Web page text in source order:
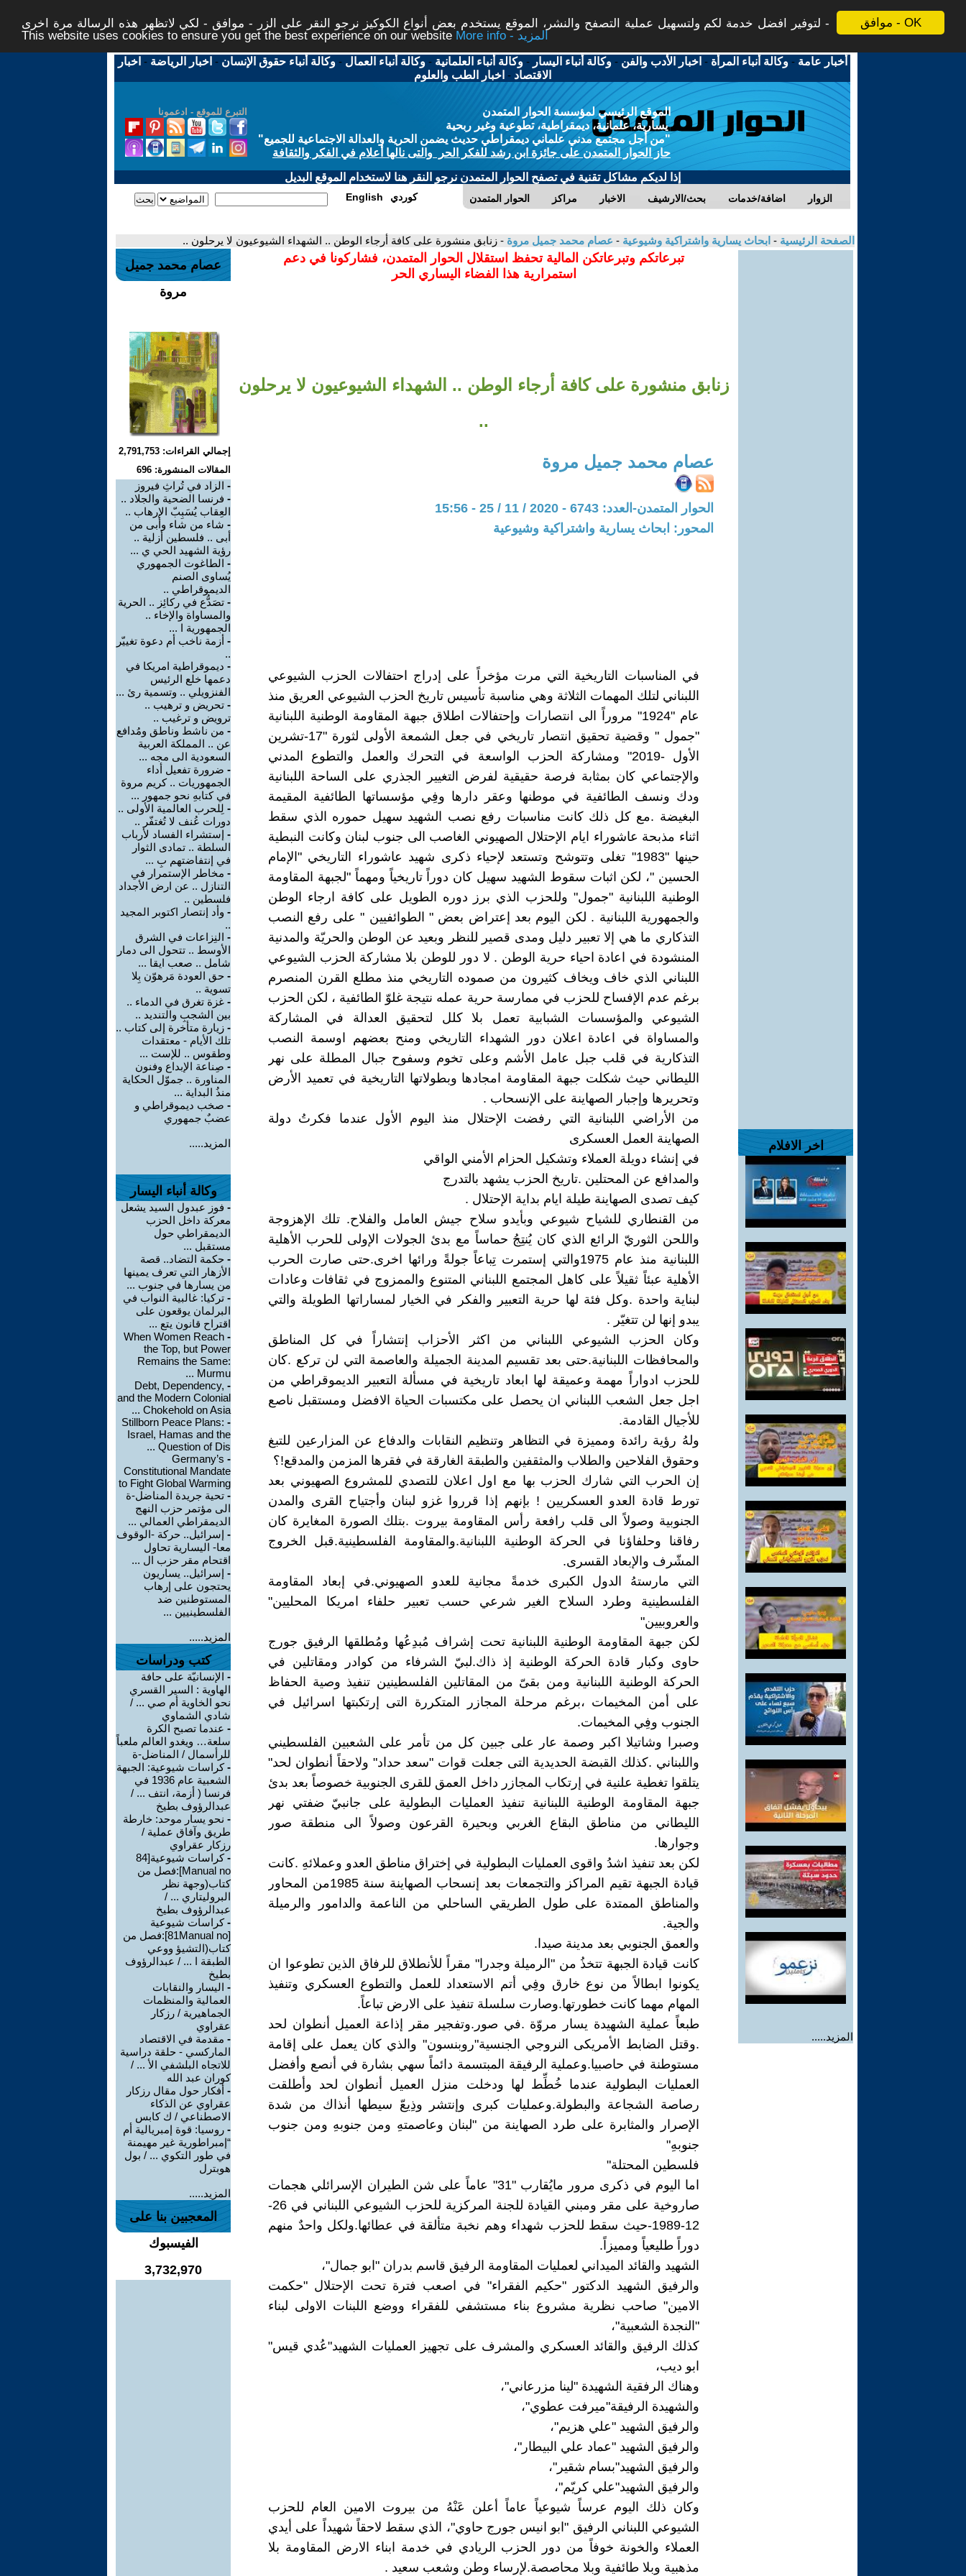
موافق - OK
لتوفير افضل خدمة لكم ولتسهيل عملية التصفح والنشر، الموقع يستخدم بعض أنواع الكوكيز نرجو النقر على الزر - موافق - لكي لاتظهر هذه الرسالة مرة اخرى -
This website uses cookies to ensure you get the best experience on our website
More info - المزيد
أخبار عامة -وكالة أنباء المرأة - اخبار الأدب والفن -وكالة أنباء اليسار -وكالة أنباء العلمانية -وكالة أنباء العمال -وكالة أنباء حقوق الإنسان - اخبار الرياضة - اخبار
الاقتصاد - اخبار الطب والعلوم
التبرع للموقع - ادعمونا
الموقع الرئيسي لمؤسسة الحوار المتمدن
يسارية، علمانية، ديمقراطية، تطوعية وغير ربحية
"من أجل مجتمع مدني علماني ديمقراطي حديث يضمن الحرية والعدالة الاجتماعية للجميع"
حاز الحوار المتمدن على جائزة ابن رشد للفكر الحر والتى نالها أعلام في الفكر والثقافة
إذا لديكم مشاكل تقنية في تصفح الحوار المتمدن نرجو النقر هنا لاستخدام الموقع البديل
الحوار المتمدن مراكز الاخبار بحث/الارشيف اضافة/خدمات الزوار English كوردي
الصفحة الرئيسية - ابحاث يسارية واشتراكية وشيوعية - عصام محمد جميل مروة - زنابق منشورة على كافة أرجاء الوطن .. الشهداء الشيوعيون لا يرحلون ..
اخر الافلام
المزيد.....
تبرعاتكم وتبرعاتكن المالية تحفظ استقلال الحوار المتمدن، فشاركونا في دعم
استمرارية هذا الفضاء اليساري الحر
زنابق منشورة على كافة أرجاء الوطن .. الشهداء الشيوعيون لا يرحلون
..
عصام محمد جميل مروة
الحوار المتمدن-العدد: 6743 - 2020 / 11 / 25 - 15:56
المحور: ابحاث يسارية واشتراكية وشيوعية
في المناسبات التاريخية التي مرت مؤخراً على إدراج احتفالات الحزب الشيوعي
اللبناني لتلك المهمات الثلاثة وهي مناسبة تأسيس تاريخ الحزب الشيوعي العريق منذ
عام "1924" مروراً الى انتصارات وإحتفالات اطلاق جبهة المقاومة الوطنية اللبنانية
"جمول " وقضية تحقيق انتصار تاريخي في جعل الشمعة الأولى لثورة "17-تشرين
الأول -2019" ومشاركة الحزب الواسعة في التحرك والعمل والتطوع المدني
والإجتماعي كان بمثابة فرصة حقيقية لفرض التغيير الجذري على الساحة اللبنانية
ودك ونسف الطائفية في موطنها وعقر دارها وفِي مؤسساتها الطائفية المقيمة
البغيضة .مع كل ذلك كانت مناسبات رفع نصب الشهيد سهيل حموره الذي سقط
اثناء مذبحة عاشوراء ايام الإحتلال الصهيوني الغاصب الى جنوب لبنان وكانت النبطية
حينها "1983" تغلى وتتوشح وتستعد لإحياء ذكرى شهيد عاشوراء التاريخي "الإمام
الحسين "، لكن اثبات سقوط الشهيد سهيل كان دوراً تاريخياً ومهماً "لجبهة المقاومة
الوطنية اللبنانية "جمول" وللحزب الذي برز دوره الطويل على كافة ارجاء الوطن
والجمهورية اللبنانية . لكن اليوم بعد إعتراض بعض " الطوائفيين " على رفع النصب
التذكاري ما هي إلا تعبير دليل ومدى قصير للنظر وبعيد عن الوطن والحريّة والمدنية
المنشودة في اعادة احياء حرية الوطن . لا دور للوطن بلا مشاركة الحزب الشيوعي
اللبناني الذي خاف ويخاف كثيرون من صموده التاريخي منذ مطلع القرن المنصرم
برغم عدم الإفساح للحزب في ممارسة حرية عمله نتيجة غلوّ الطائفية ، لكن الحزب
الشيوعي والمؤسسات الشبابية تعمل بلا كلل لتحقيق العدالة في المشاركة
والمساواة في اعادة اعلان دور الشهداء التاريخي ومنح بعضهم اوسمة النصب
التذكارية في قلب جبل عامل الأشم وعلى تخوم وسفوح جبال المطلة على نهر
الليطاني حيث شكلت جبهة المقاومة امجادها وبطولاتها التاريخية في تعميد الأرض
وتحريرها وإجبار الصهاينة على الإنسحاب .
من الأراضي اللبنانية التي رفضت الإحتلال منذ اليوم الأول عندما فكرتُ دولة
الصهاينة العمل العسكرى
في إنشاء دويلة العملاء وتشكيل الحزام الأمني الواقي
والمدافع عن المحتلين .تاريخ الحزب يشهد بالتدرج
كيف تصدى الصهاينة طيلة ايام بداية الإحتلال .
من القنطاري للشياح شيوعي وبأيدو سلاح جيش العامل والفلاح. تلك الإهزوجة
واللحن الثوريّ الرائع الذي كان يُنتِجُ حماساً مع بدئ الجولات الإولى للحرب الأهلية
اللبنانية منذ عام 1975والتي إستمرت تِباعاً جولةً ورائها اخرى.حتى صارت الحرب
الأهلية عبئاً ثقيلاً على كاهل المجتمع اللبناني المتنوع والممزوج في ثقافات وعادات
لبناية واحدة .وكل فئة لها حرية التعبير والفكر في الخيار لمساراتها الطويلة والتي
يبدو إنها لن تتغيّر .
وكان الحزب الشيوعي اللبناني من اكثر الأحزاب إنتشاراً في كل المناطق
والمحافظات اللبنانية.حتى بعد تقسيم المدينة الجميلة والعاصمة التي لن تركع .كان
للحزب ادواراً مهمة وعميقة لها ابعاد تاريخية في مسألة التعبير الديموقراطي من
اجل جعل الشعب اللبناني ان يحصل على مكتسبات الحياة الافضل ومستقبل ناصع
للأجيال القادمة.
ولهُ رؤية رائدة ومميزة في التظاهر وتنظيم النقابات والدفاع عن المزارعين للتبغ
وحقوق الفلاحين والطلاب والمثقفين والطبقة الغارقة في فقرها المزمن والمدقع!؟
إن الحرب التي شارك الحزب بها مع اول اعلان للتصدي للمشروع الصهيوني بعد
تورط قادة العدو العسكريين ! بإنهم إذا قرروا غزو لبنان وأجتياح القرى والمدن
الجنوبية وصولاً الى قلب رافعة رأس المقاومة بيروت .بتلك الصورة المغايرة كان
رفاقنا وحلفاؤنا في الحركة الوطنية اللبنانية.والمقاومة الفلسطينية.قبل الخروج
المشّرف والإبعاد القسرى.
التي مارستهُ الدول الكبرى خدمةً مجانية للعدو الصهيوني.في إبعاد المقاومة
الفلسطينية وطرد السلاح الغير شرعي حسب تعبير حلفاء امريكا المحليين"
والعروبيين"
لكن جبهة المقاومة الوطنية اللبنانية تحت إشراف مُبدِعُها ومُطلقها الرفيق جورج
حاوى وكبار قادة الحركة الوطنية إذ ذاك.لبيّ الشرفاء من كوادر ومقاتلين في
الحركة الوطنية اللبنانية ومن بقىّ من المقاتلين الفلسطينين تنفيذ وصية الحفاظ
على أمن المخيمات ،برغم مرحلة المجازر المتكررة التى إرتكبتها اسرائيل في
الجنوب وفِي المخيمات.
وصبرا وشاتيلا اكبر وصمة عار على جبين كل من تأمر على الشعبين الفلسطيني
واللبناني .كذلك القبضة الحديدية التى جعلت قوات "سعد حداد" ولاحقاً أنطوان لحد"
يتلقوا تغطية علنية في إرتكاب المجازر داخل العمق للقرى الجنوبية خصوصاً بعد بدئ
جبهة المقاومة الوطنية اللبنانية تنفيذ العمليات البطولية على جانبيّ ضفتي نهر
الليطاني من مناطق البقاع الغربي وبحيرة القرعون وصولاً الى منطقة صور
وجوارها.
لكن بعد تنفيذ اشدُ واقوى العمليات البطولية في إختراق مناطق العدو وعملائهِ .كانت
قيادة الجبهة تقيم المراكز والتجمعات بعد إنسحاب الصهاينة سنة 1985من المحاور
والمناطق الممتدة على طول الطريقي الساحلي من الناعمة والدامور والرميلة
والجية.
والعمق الجنوبي بعد مدينة صيدا.
كانت قيادة الجبهة تتخذُ من "الرميلة وجدرا" مقراً للأنطلاق للرفاق الذين تطوعوا ان
يكونوا ابطالاً من نوع خارق وفِي أتم الاستعداد للعمل والتطوع العسكري وتنفيذ
المهام مهما كانت خطورتها.وصارت سلسلة تنفيذ على الارض تباعاً.
طبعاً عملية الشهيدة يسار مروّة .في صور.وتفجير مقر إذاعة العميل أنطوان لحد
.وقتل الضابط الأمريكى النروجي الجنسية"روبنسون" والذي كان يعمل على إقامة
مستوطنة في حاصبيا.وعملية الرفيقة المبتسمة دائماً سهي بشارة في أنصع وأفضل
العمليات البطولية عندما خُطِّط لها ودخلت منزل العميل أنطوان لحد وأطلقت
رصاصة الشجاعة والبطولة.وعمليات كبرى وإنتشر وذِيعّ سيطها أنذاك من شدة
الإصرار والمثابرة على طرد الصهاينة من "لبنان وعاصمتهِ ومن جنوبهِ ومن جنوب
جنوبهِ"
فلسطين المحتلة"
اما اليوم في ذكرى مرور مايُقارب "31" عاماً على شن الطيران الإسرائلي هجمات
صاروخية على مقر ومبني القيادة للجنة المركزية للحزب الشيوعي اللبناني في 26-
12-1989-حيث سقط للحزب شهداء وهم نخبة متألقة في عطائها.ولكل واحدٌ منهم
دوراً طليعياً ومميزاً.
الشهيد والقائد الميداني لعمليات المقاومة الرفيق قاسم بدران "ابو جمال"،
والرفيق الشهيد الدكتور "حكيم الفقراء" في اصعب فترة تحت الإحتلال "حكمت
الامين" صاحب نظرية مشروع بناء مستشفي للفقراء ووضع اللبنات الاولى لبناء
"النجدة الشعبية"،
كذلك الرفيق والقائد العسكري والمشرف على تجهيز العمليات الشهيد"عُدي قيس"
ابو ديب،
وهناك الرفقية الشهيدة "لينا مزرعاني"،
والشهيدة الرفيقة"ميرفت عطوي"،
والرفيق الشهيد "علي هزيم"،
والرفيق الشهيد "عماد علي البيطار"،
والرفيق الشهيد"بسام شقير"،
والرفيق الشهيد"علي كريّم"،
وكان ذلك اليوم عرساً شيوعياً عاماً أعلن عَنْهُ من بيروت الامين العام للحزب
الشيوعي اللبناني الرفيق "ابو انيس جورج حاوي"، الذي سقط لاحقاً شهيداً على أيدي
العملاء والخونة خوفاً من دور الحزب الريادي في خدمة ابناء الارض المقاومة بلا
مذهبية وبلا طائفية وبلا محاصصة.لإرساء وطن وشعب سعيد .
عصام محمد جميل
مروة
إجمالي القراءات: 2,791,753
المقالات المنشورة: 696
- الزاد في تُراثِ فيروز
- فرنسا الضحية والجلاد ..
العِقاب يُسَبِبّ الإرهاب ..
- شاء من شاء وأبى من
أبى .. فلسطين أزلية ..
رؤية الشهيد الحي ي ...
- الطاغوت الجمهوري
يُساوى الصنم
الديموقراطي ..
- تصَدُّع في ركائِز .. الحرية
والمساواة والإخاء ..
الجمهورية ا ...
- أزمة ناخب أم دعوة تغييّر
..
- ديموقراطية امريكا في
دعمها خلع الرئيس
الفنزويلي .. وتسمية رئ ...
- تحريض و ترهيب ..
ترويض و ترغيب ..
- من ناشط وناطق ومُدافع
عن .. المملكة العربية
السعودية الى مجه ...
- ضرورة تفعيل أداء
الجمهوريات .. كريم مروة
في كتابهِ نحو جمهور ...
- لِلحرب العالمية الأولى ..
دورات عُنف لا تُغتفّر ..
- إستشراء الفساد لأرباب
السلطة .. تمادى الثوار
في إنتفاضتهم بِ ...
- مخاطر الإستمرار في
التنازل .. عن ارض الأجداد
فلسطين ..
- وأد إنتصار اكتوبر المجيد
..
- النِزاعات في الشرق
الأوسط .. تتحول الى دمار
شامل .. صعب ايقا ...
- حق العودة مَرهوّن بِلا
تسوية ..
- غزة تغرق في الدماء ..
بين الشجبِ والتنديد ..
- زيارة متأخرة إلى كتاب ..
تلك الأيام - معتقدات
وطقوس .. للإست ...
- صِناعة الإبداع وفنون
المناورة .. جموّل الحكاية
منذُ البداية ...
- صخب ديموقراطي و
عضبٌ جمهوري
المزيد.....
وكالة أنباء اليسار
- فوز عبدول السيد يشعل
معركة داخل الحزب
الديمقراطي حول
مستقبل ...
- حكمة التضاد.. قصة
الأزهار التي تعرف يمينها
من يسارها في جنوب ...
- تركيا: غالبية النواب في
البرلمان يوقعون على
اقتراح قانون يتع ...
-
When Women Reach
the Top, but Power
Remains the Same:
Murmu ...
-
Debt, Dependency,
and the Modern Colonial
Chokehold on Asia ...
-
Stillborn Peace Plans:
Israel, Hamas and the
Question of Dis ...
-
Germany’s
Constitutional Mandate
to Fight Global Warming
- تحية جريدة المناضل-ة
الى مؤتمر حزب النهج
الديمقراطي العمالي ...
- إسرائيل.. حركة -الوقوف
معا- اليسارية تحاول
اقتحام مقر حزب ال ...
- إسرائيل.. يساريون
يحتجون على إرهاب
المستوطنين ضد
الفلسطينيين ...
المزيد.....
كتب ودراسات
- الإنسانيّة على حافة
الهاوية : السير القسري
نحو الخاوية أم صي ... /
شادي الشماوي
- عندما تصبح الكرة
سلعة… ويغدو العالم ملعباً
للرأسمال / المناضل-ة
-كراسات شيوعية: الجبهة
الشعبية عام 1936 في
فرنسا ( أزمة، انتف ... /
عبدالرؤوف بطيخ
- نحو يسار موحد: خارطة
طريق وآفاق عملية /
رزكار عقراوي
-
كراسات شيوعية[84
Manual no]:فصل من
كتاب(وجهة نظر
البروليتاري ... /
عبدالرؤوف بطيخ
-كراسات شيوعية
[81Manual no]:فصل من
كتاب(التشيؤ ووعي
الطبقة ا ... / عبدالرؤوف
بطيخ
- اليسار والنقابات
العمالية والمنظمات
الجماهيرية / رزكار
عقراوي
- مقدمة في الاقتصاد
الماركسي - حلقة دراسية
للاتجاه البلشفي الأ ... /
كوران عبد الله
- أفكار حول مقال رزكار
عقراوي عن الذكاء
الاصطناعي / ك كابس
- روسيا: قوة إمبريالية أم
“إمبراطورية غير مهيمنة
في طور التكوي ... / بول
هوبترل
المزيد.....
المعجبين بنا على
الفيسبوك
3,732,970